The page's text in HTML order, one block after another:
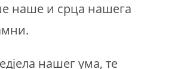
наше и срца нашега
нашег ума, те